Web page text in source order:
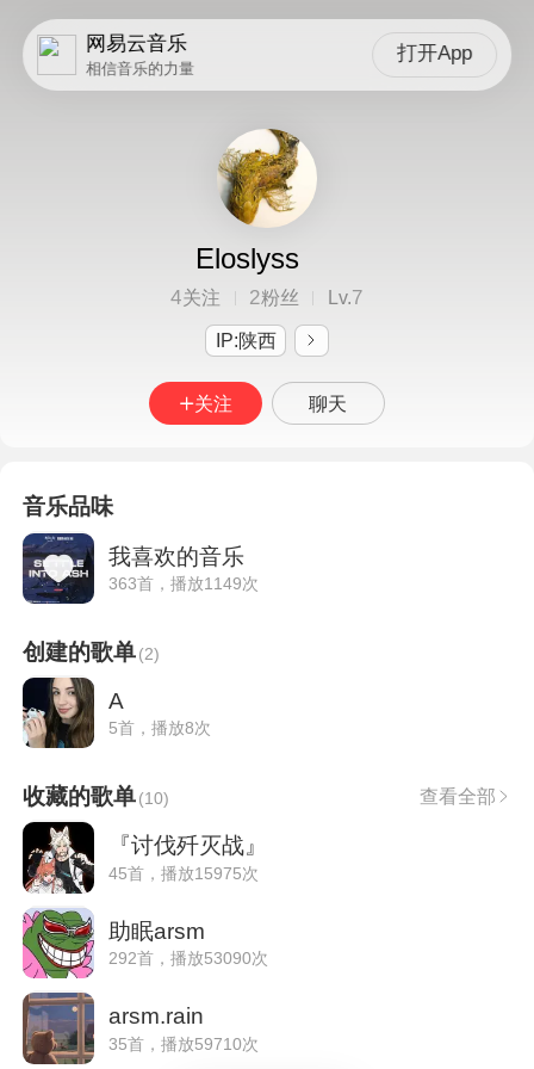
网易云音乐
相信音乐的力量
打开App
Eloslyss
4关注 2粉丝 Lv.7
IP:陕西
关注 聊天
音乐品味
我喜欢的音乐
363首，播放1149次
创建的歌单(2)
A
5首，播放8次
收藏的歌单(10) 查看全部
『讨伐歼灭战』
45首，播放15975次
助眠arsm
292首，播放53090次
arsm.rain
35首，播放59710次